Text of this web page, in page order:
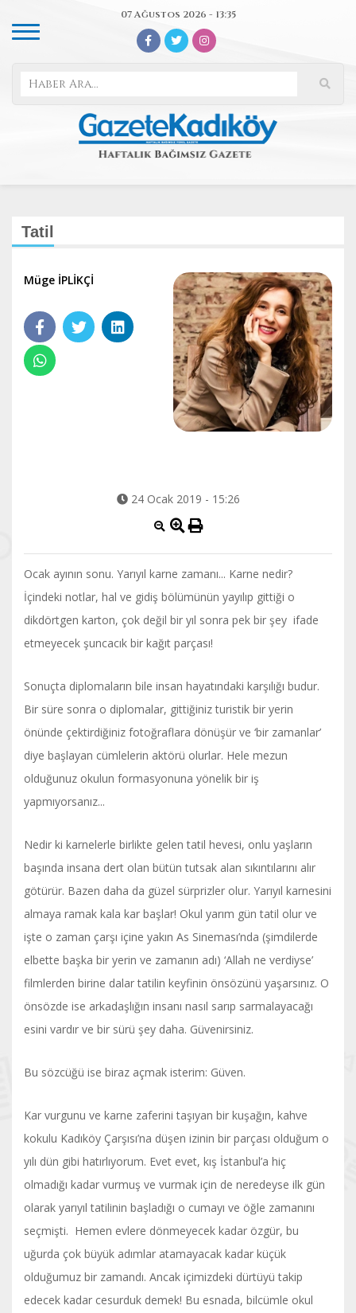
07 Ağustos 2026 - 13:35
Tatil
Müge İPLİKÇİ
24 Ocak 2019 - 15:26
Ocak ayının sonu. Yarıyıl karne zamanı... Karne nedir?
İçindeki notlar, hal ve gidiş bölümünün yayılıp gittiği o
dikdörtgen karton, çok değil bir yıl sonra pek bir şey ifade
etmeyecek şuncacık bir kağıt parçası!
Sonuçta diplomaların bile insan hayatındaki karşılığı budur.
Bir süre sonra o diplomalar, gittiğiniz turistik bir yerin
önünde çektirdiğiniz fotoğraflara dönüşür ve ‘bir zamanlar’
diye başlayan cümlelerin aktörü olurlar. Hele mezun
olduğunuz okulun formasyonuna yönelik bir iş
yapmıyorsanız...
Nedir ki karnelerle birlikte gelen tatil hevesi, onlu yaşların
başında insana dert olan bütün tutsak alan sıkıntılarını alır
götürür. Bazen daha da güzel sürprizler olur. Yarıyıl karnesini
almaya ramak kala kar başlar! Okul yarım gün tatil olur ve
işte o zaman çarşı içine yakın As Sineması’nda (şimdilerde
elbette başka bir yerin ve zamanın adı) ‘Allah ne verdiyse’
filmlerden birine dalar tatilin keyfinin önsözünü yaşarsınız. O
önsözde ise arkadaşlığın insanı nasıl sarıp sarmalayacağı
esini vardır ve bir sürü şey daha. Güvenirsiniz.
Bu sözcüğü ise biraz açmak isterim: Güven.
Kar vurgunu ve karne zaferini taşıyan bir kuşağın, kahve
kokulu Kadıköy Çarşısı’na düşen izinin bir parçası olduğum o
yılı dün gibi hatırlıyorum. Evet evet, kış İstanbul’a hiç
olmadığı kadar vurmuş ve vurmak için de neredeyse ilk gün
olarak yarıyıl tatilinin başladığı o cumayı ve öğle zamanını
seçmişti. Hemen evlere dönmeyecek kadar özgür, bu
uğurda çok büyük adımlar atamayacak kadar küçük
olduğumuz bir zamandı. Ancak içimizdeki dürtüyü takip
edecek kadar cesurduk demek! Bu esnada, bilcümle okul